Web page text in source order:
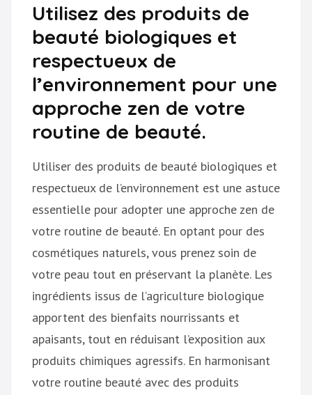
Utilisez des produits de
beauté biologiques et
respectueux de
l’environnement pour une
approche zen de votre
routine de beauté.
Utiliser des produits de beauté biologiques et
respectueux de l’environnement est une astuce
essentielle pour adopter une approche zen de
votre routine de beauté. En optant pour des
cosmétiques naturels, vous prenez soin de
votre peau tout en préservant la planète. Les
ingrédients issus de l’agriculture biologique
apportent des bienfaits nourrissants et
apaisants, tout en réduisant l’exposition aux
produits chimiques agressifs. En harmonisant
votre routine beauté avec des produits